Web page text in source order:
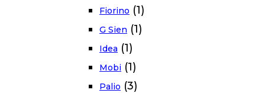
Fiorino (1)
G Sien (1)
Idea (1)
Mobi (1)
Palio (3)